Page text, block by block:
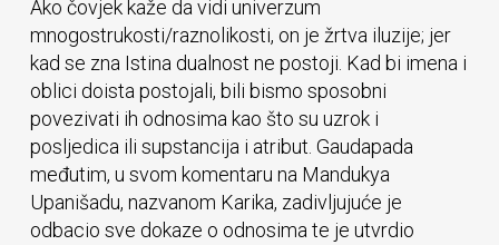
Ako čovjek kaže da vidi univerzum
mnogostrukosti/raznolikosti, on je žrtva iluzije; jer
kad se zna Istina dualnost ne postoji. Kad bi imena i
oblici doista postojali, bili bismo sposobni
povezivati ih odnosima kao što su uzrok i
posljedica ili supstancija i atribut. Gaudapada
međutim, u svom komentaru na Mandukya
Upanišadu, nazvanom Karika, zadivljujuće je
odbacio sve dokaze o odnosima te je utvrdio